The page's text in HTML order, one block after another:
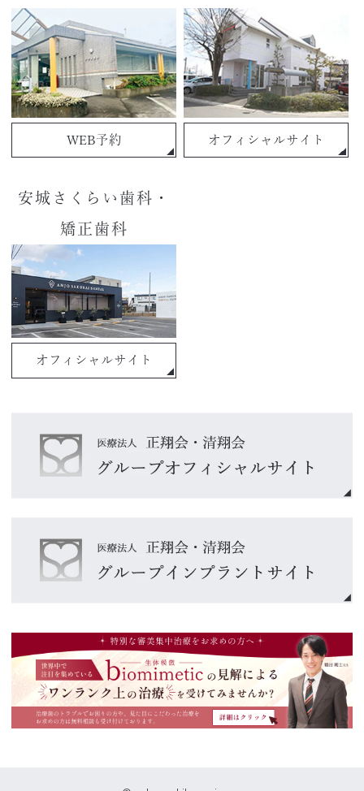
WEB予約 オフィシャルサイト
安城さくらい歯科・
矯正歯科
オフィシャルサイト